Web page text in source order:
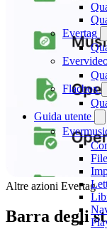
Evertag
Flacbox
Guida utente
Altre azioni Evertag
Barra degli